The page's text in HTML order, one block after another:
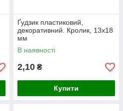
Ґудзик пластиковий,
декоративний. Кролик, 13х18
мм
В наявності
2,10 ₴
Купити